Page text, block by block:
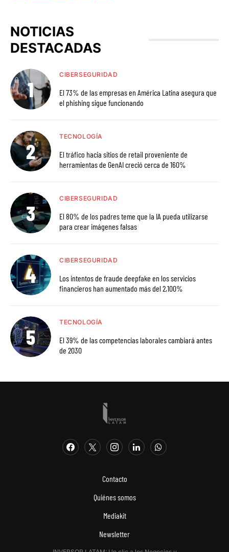
NOTICIAS
DESTACADAS
CIBERSEGURIDAD
El 73% de las empresas en América Latina asegura que
el phishing sigue funcionando
TECNOLOGÍA
El tráfico hacia sitios de retail proveniente de
herramientas de GenAI creció cerca de 160%
CIBERSEGURIDAD
El 80% de los padres teme que la IA pueda utilizarse
para crear imágenes falsas
CIBERSEGURIDAD
Los intentos de fraude deepfake en los servicios
financieros han aumentado más del 2,100%
TECNOLOGÍA
El 39% de las competencias laborales cambiará antes
de 2030
Contacto
Quiénes somos
Mediakit
Newsletter